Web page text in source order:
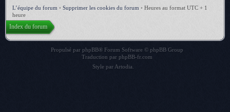
L’équipe du forum • Supprimer les cookies du forum • Heures au format UTC + 1
heure
Index du forum
Propulsé par phpBB® Forum Software © phpBB Group
Traduction par phpBB-fr.com
Style par Artodia